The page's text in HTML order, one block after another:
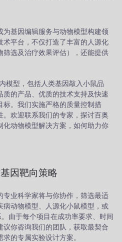
基因编辑服务与动物模型构建领
平台，不仅打造了丰富的人源化
选及治疗效果评估），还能提供
模型，包括人类基因敲入小鼠品
的产品、优质的技术支持及快速
标。我们实施严格的质量控制措
欢迎联系我们的专家，探讨百奥
动物模型解决方案，如何助力你
因靶向策略
业科学家将与你协作，筛选最适
动物模型、人源化小鼠模型，或
由于每个项目在成功率要求、时间
议你咨询我们的团队，获取最契合
的专属实验设计方案。